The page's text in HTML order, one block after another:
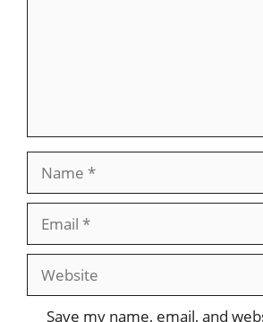
Website
Save my name, email, and